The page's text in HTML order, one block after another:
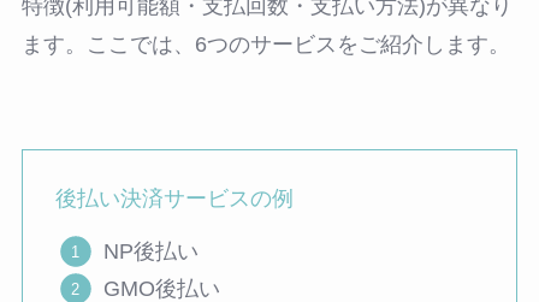
特徴(利用可能額・支払回数・支払い方法)が異なり
ます。ここでは、6つのサービスをご紹介します。
後払い決済サービスの例
NP後払い
GMO後払い